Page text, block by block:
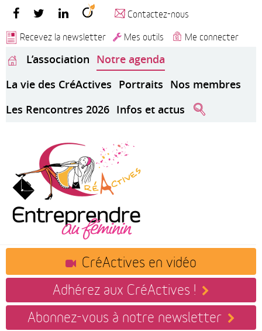
Contactez-nous
Recevez la newsletter
Mes outils Me connecter
L’association Notre agenda
La vie des CréActives Portraits Nos membres
Les Rencontres 2026 Infos et actus
CréActives en vidéo
Adhérez aux CréActives !
Abonnez-vous à notre newsletter